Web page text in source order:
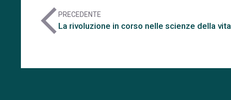
arrow_back_iosPRECEDENTE
La rivoluzione in corso nelle scienze della vita